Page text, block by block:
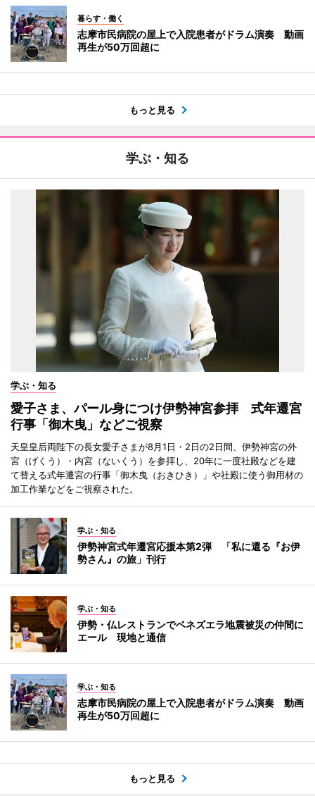
暮らす・働く
志摩市民病院の屋上で入院患者がドラム演奏 動画
再生が50万回超に
もっと見る
学ぶ・知る
学ぶ・知る
愛子さま、パール身につけ伊勢神宮参拝 式年遷宮
行事「御木曳」などご視察
天皇皇后両陛下の長女愛子さまが8月1日・2日の2日間、伊勢神宮の外
宮（げくう）・内宮（ないくう）を参拝し、20年に一度社殿などを建
て替える式年遷宮の行事「御木曳（おきひき）」や社殿に使う御用材の
加工作業などをご視察された。
学ぶ・知る
伊勢神宮式年遷宮応援本第2弾 「私に還る『お伊
勢さん』の旅」刊行
学ぶ・知る
伊勢・仏レストランでベネズエラ地震被災の仲間に
エール 現地と通信
学ぶ・知る
志摩市民病院の屋上で入院患者がドラム演奏 動画
再生が50万回超に
もっと見る